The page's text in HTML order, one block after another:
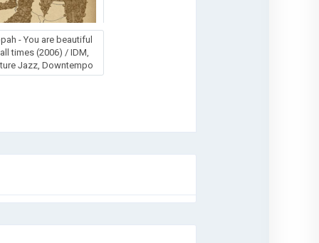
- You are beautiful
times (2006) / IDM,
Jazz, Downtempo